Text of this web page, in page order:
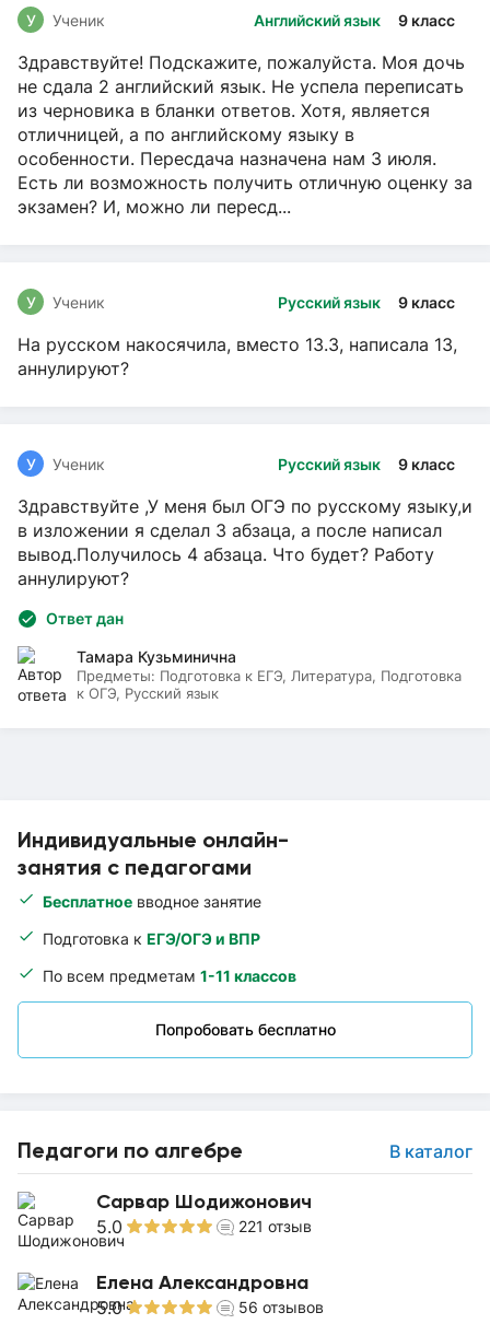
Индивидуальные онлайн-
занятия с педагогами
Бесплатное вводное занятие
Подготовка к ЕГЭ/ОГЭ и ВПР
По всем предметам 1-11 классов
Попробовать бесплатно
Педагоги по алгебре В каталог
Сарвар Шодижонович
5.0 221 отзыв
Елена Александровна
5.0 56 отзывов
Английский язык 9 класс
У Ученик
Здравствуйте! Подскажите, пожалуйста. Моя дочь
не сдала 2 английский язык. Не успела переписать
из черновика в бланки ответов. Хотя, является
отличницей, а по английскому языку в
особенности. Пересдача назначена нам 3 июля.
Есть ли возможность получить отличную оценку за
экзамен? И, можно ли пересд...
Русский язык 9 класс
У Ученик
На русском накосячила, вместо 13.3, написала 13,
аннулируют?
Русский язык 9 класс
У Ученик
Здравствуйте ,У меня был ОГЭ по русскому языку,и
в изложении я сделал 3 абзаца, а после написал
вывод.Получилось 4 абзаца. Что будет? Работу
аннулируют?
Ответ дан
Тамара Кузьминична
Предметы: Подготовка к ЕГЭ, Литература, Подготовка
к ОГЭ, Русский язык